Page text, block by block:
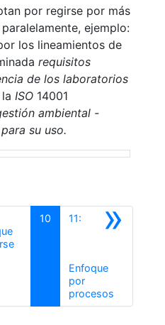
por regirse por más
ejemplo:
los lineamientos de
requisitos
de los laboratorios
la ISO 14001
ambiental -
su uso.
Anterior
10 »
11:
Enfoque
por
procesos